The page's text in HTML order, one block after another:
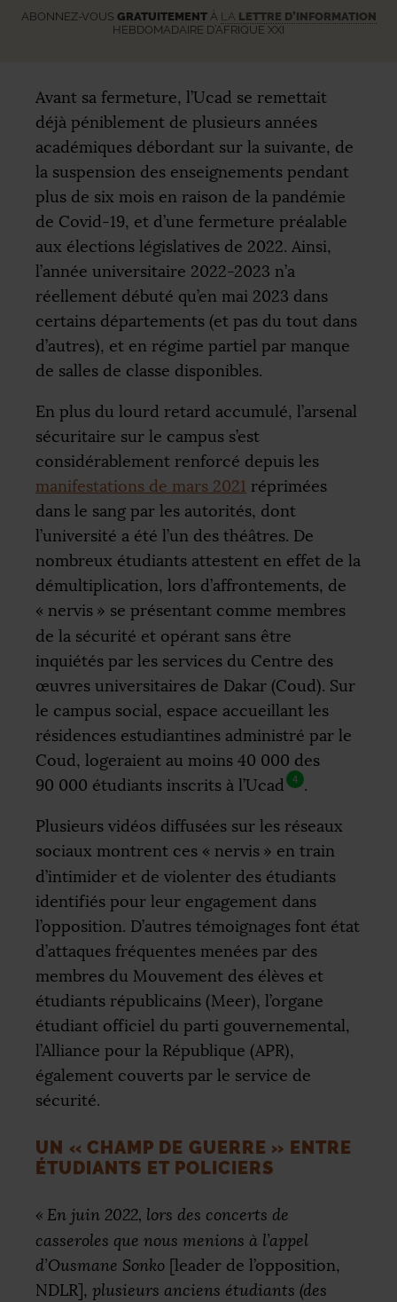
ABONNEZ-VOUS GRATUITEMENTÀ LA LETTRE D’INFORMATION
HEBDOMADAIRE D’AFRIQUE XXI
Avant sa fermeture, l’Ucad se remettait
déjà péniblement de plusieurs années
académiques débordant sur la suivante, de
la suspension des enseignements pendant
plus de six mois en raison de la pandémie
de Covid-19, et d’une fermeture préalable
aux élections législatives de 2022. Ainsi,
l’année universitaire 2022-2023 n’a
réellement débuté qu’en mai 2023 dans
certains départements (et pas du tout dans
d’autres), et en régime partiel par manque
de salles de classe disponibles.
En plus du lourd retard accumulé, l’arsenal
sécuritaire sur le campus s’est
considérablement renforcé depuis les
manifestations de mars 2021 réprimées
dans le sang par les autorités, dont
l’université a été l’un des théâtres. De
nombreux étudiants attestent en effet de la
démultiplication, lors d’affrontements, de
« nervis » se présentant comme membres
de la sécurité et opérant sans être
inquiétés par les services du Centre des
œuvres universitaires de Dakar (Coud). Sur
le campus social, espace accueillant les
résidences estudiantines administré par le
Coud, logeraient au moins 40 000 des
90 000 étudiants inscrits à l’Ucad
4 .
Plusieurs vidéos diffusées sur les réseaux
sociaux montrent ces « nervis » en train
d’intimider et de violenter des étudiants
identifiés pour leur engagement dans
l’opposition. D’autres témoignages font état
d’attaques fréquentes menées par des
membres du Mouvement des élèves et
étudiants républicains (Meer), l’organe
étudiant officiel du parti gouvernemental,
l’Alliance pour la République (APR),
également couverts par le service de
sécurité.
UN « CHAMP DE GUERRE » ENTRE
ÉTUDIANTS ET POLICIERS
« En juin 2022, lors des concerts de
casseroles que nous menions à l’appel
d’Ousmane Sonko [leader de l’opposition,
NDLR], plusieurs anciens étudiants (des